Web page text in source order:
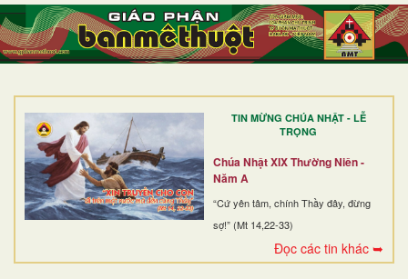
TIN MỪNG CHÚA NHẬT - LỄ
TRỌNG
Chúa Nhật XIX Thường Niên -
Năm A
“Cứ yên tâm, chính Thầy đây, đừng
sợ!” (Mt 14,22-33)
Đọc các tin khác ➥
TRANG NHẤT
GIỚI THIỆU
DÒNG TU
BAN MỤC VỤ
ĐOÀN THỂ CG
ĐIỂM HÀNH HƯƠNG